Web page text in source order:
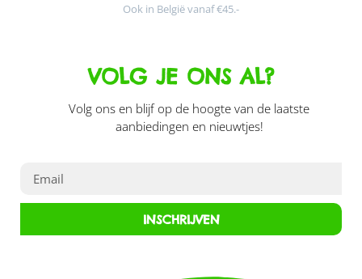
Ook in België vanaf €45.-
VOLG JE ONS AL?
Volg ons en blijf op de hoogte van de laatste
aanbiedingen en nieuwtjes!
INSCHRIJVEN